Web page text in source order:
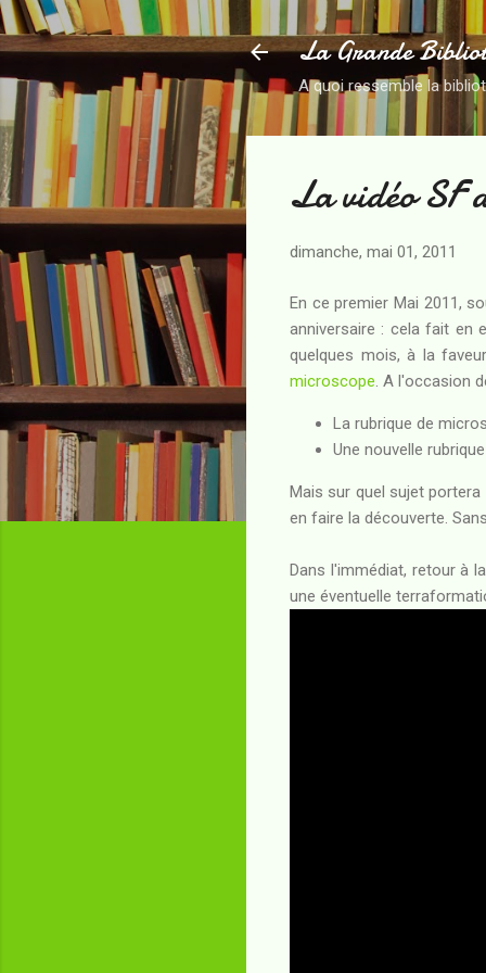
La Grande
A quoi ressemble la
La vidéo SF
dimanche, mai 01, 2011
En ce premier Mai 2011,
anniversaire : cela fait en
quelques mois, à la
microscope . A l'occasion
La rubrique de
Une nouvelle
Mais sur quel sujet
en faire la découverte.
Dans l'immédiat, retour à
une éventuelle